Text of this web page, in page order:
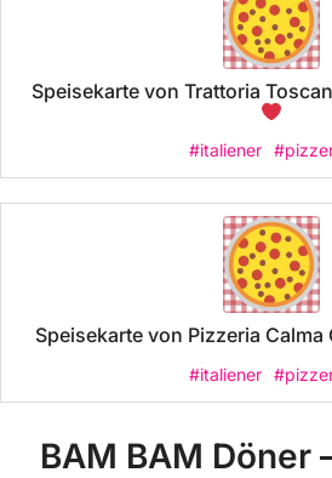
Speisekarte von Trattoria
#italiener
Speisekarte von Pizzeria
#italiener
BAM BAM Döner